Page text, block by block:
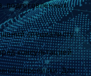
подготовленных
специалисту;
консультацией.
переписки. Для